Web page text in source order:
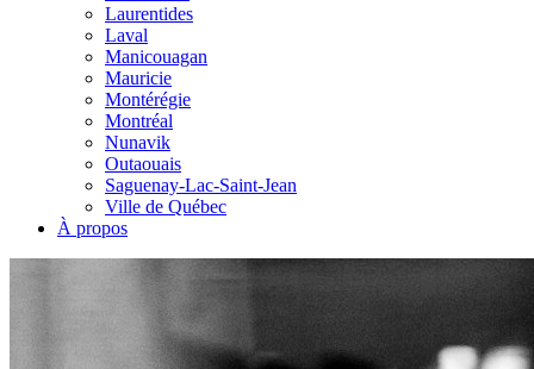
Laurentides
Laval
Manicouagan
Mauricie
Montérégie
Montréal
Nunavik
Outaouais
Saguenay-Lac-Saint-Jean
Ville de Québec
À propos